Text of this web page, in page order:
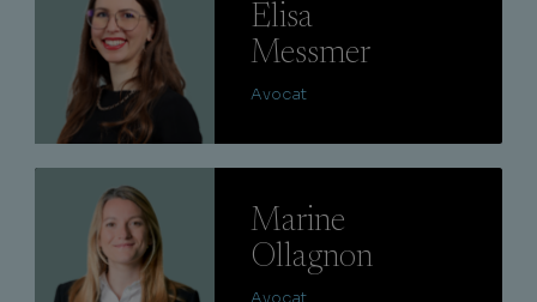
Elisa
Messmer
Avocat
Marine
Ollagnon
Avocat